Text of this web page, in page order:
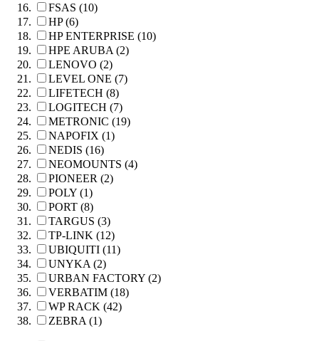
FSAS (10)
HP (6)
HP ENTERPRISE (10)
HPE ARUBA (2)
LENOVO (2)
LEVEL ONE (7)
LIFETECH (8)
LOGITECH (7)
METRONIC (19)
NAPOFIX (1)
NEDIS (16)
NEOMOUNTS (4)
PIONEER (2)
POLY (1)
PORT (8)
TARGUS (3)
TP-LINK (12)
UBIQUITI (11)
UNYKA (2)
URBAN FACTORY (2)
VERBATIM (18)
WP RACK (42)
ZEBRA (1)